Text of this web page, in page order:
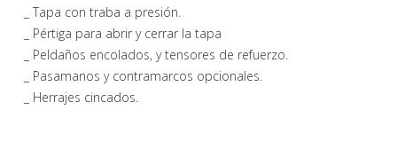
_ Tapa con traba a presión.
_ Pértiga para abrir y cerrar la tapa
_ Peldaños encolados, y tensores de refuerzo.
_ Pasamanos y contramarcos opcionales.
_ Herrajes cincados.